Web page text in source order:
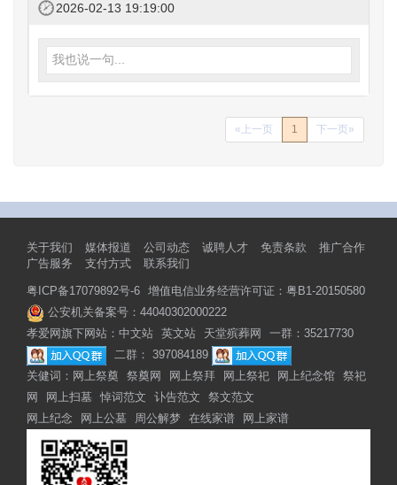
2026-02-13 19:19:00
我也说一句...
«上一页 1 下一页»
关于我们 媒体报道 公司动态 诚聘人才 免责条款
推广合作
广告服务
支付方式 联系我们
粤ICP备17079892号-6 增值电信业务经营许可证：粤B1-20150580
公安机关备案号：44040302000222
孝爱网旗下网站： 中文站 英文站 天堂殡葬网
一群：35217730
二群： 397084189
关健词： 网上祭奠 祭奠网 网上祭拜 网上祭祀 网上纪念馆 祭祀
网
网上扫墓 悼词范文 讣告范文
祭文范文
网上纪念
网上公墓 周公解梦 在线家谱 网上家谱